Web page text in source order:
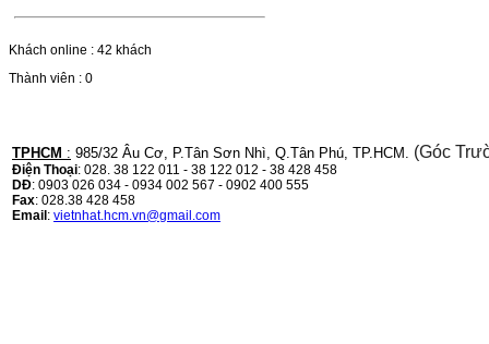
243/MF 461DW
HỘP MỰC CANON CRG-070 CHO DÒNG
MÁY LBP 243/MF 461DW MÃ HỘP MỰC:–
Hộp mực Canon CRG-070– Loại mực: Mực
Khách online : 42 khách
Thành viên : 0
TPHCM : 985/32 Âu Cơ, P.Tân Sơn Nhì, Q.Tân Phú, TP.HCM. (Góc
Điện Thoại: 028. 38 122 011 - 38 122 012 - 38 428 458
DĐ: 0903 026 034 - 0934 002 567 - 0902 400 555
Fax: 028.38 428 458
Email: vietnhat.hcm.vn@gmail.com